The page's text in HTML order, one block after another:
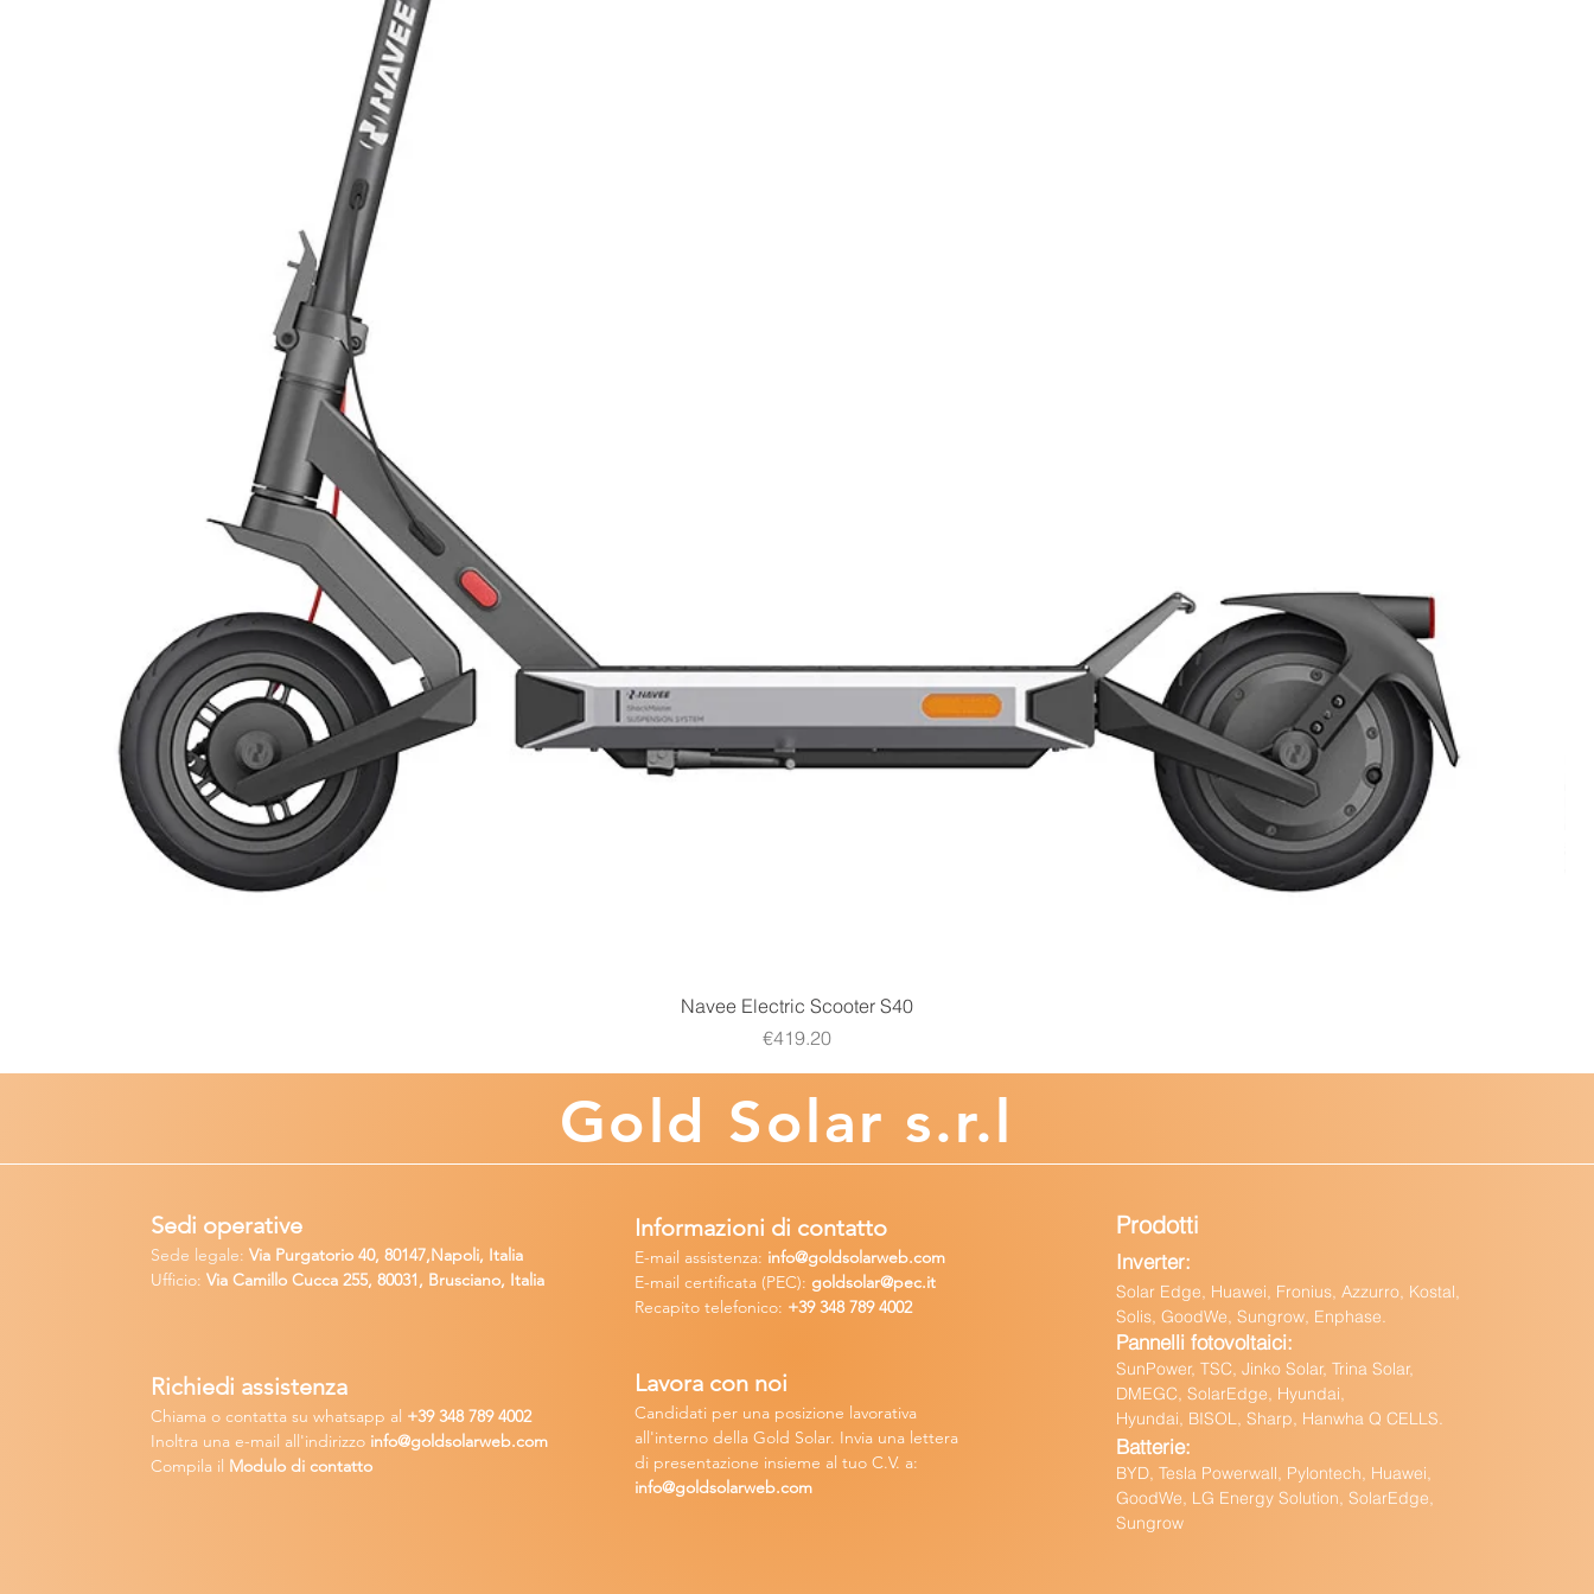
Quick View
Navee Electric Scooter S40
Price
€419.20
Gold Solar s.r.l
Sedi operative
Sede legale:Via Purgatorio 40, 80147,Napoli, Italia
Ufficio:Via Camillo Cucca 255, 80031, Brusciano, Italia
Richiedi assistenza
Chiama o contatta su whatsapp al +39 348 789 4002
Inoltra una e-mail all'indirizzo info@goldsolarweb.com
Compila il Modulo di contatto
Lavora con noi
Candidati per una posizione lavorativa
all'interno della Gold Solar. Invia una lettera
di presentazione insieme al tuo C.V. a:
info@goldsolarweb.com
Informazioni di contatto
E-mail assistenza: info@goldsolarweb.com
E-mail certificata (PEC): goldsolar@pec.it
Recapito telefonico: +39 348789 4002
Prodotti
Inverter:
Solar Edge, Huawei, Fronius, Azzurro, Kostal,
Solis, GoodWe, Sungrow, Enphase.
Pannelli fotovoltaici:
SunPower, TSC, Jinko Solar, Trina Solar,
DMEGC, SolarEdge, Hyundai,
Hyundai, BISOL, Sharp, Hanwha Q CELLS.
Batterie:
BYD, Tesla Powerwall, Pylontech, Huawei,
GoodWe, LG Energy Solution, SolarEdge,
Sungrow